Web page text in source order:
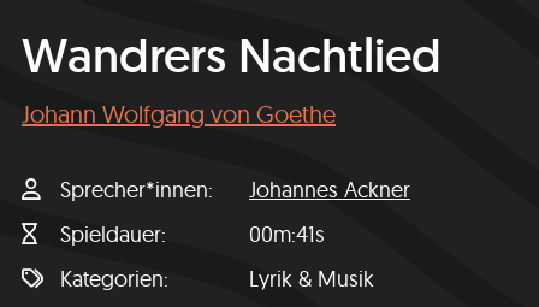
Wandrers Nachtlied
Johann Wolfgang von Goethe
Sprecher*innen
Johannes Ackner
Spieldauer
00m:41s
Kategorien
Lyrik & Musik